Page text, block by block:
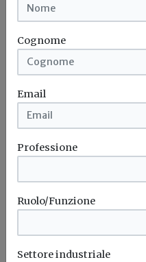
Idrogeno verde,
l'energia del
troppo caro
Cognome
Email
Professione
Ruolo/Funzione
Settore industriale